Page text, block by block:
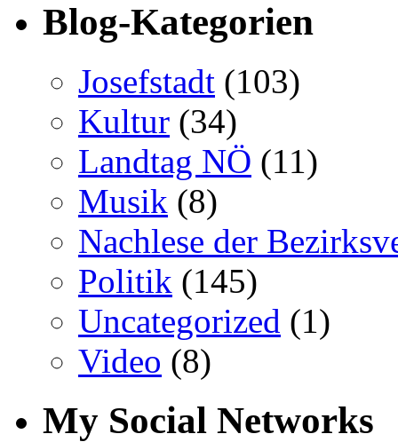
Blog-Kategorien
Josefstadt (103)
Kultur (34)
Landtag NÖ (11)
Musik (8)
Nachlese der
Politik (145)
Uncategorized (1)
Video (8)
My Social Networks